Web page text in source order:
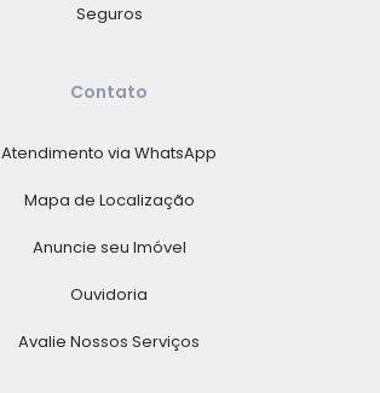
Seguros
Contato
Atendimento via WhatsApp
Mapa de Localização
Anuncie seu Imóvel
Ouvidoria
Avalie Nossos Serviços